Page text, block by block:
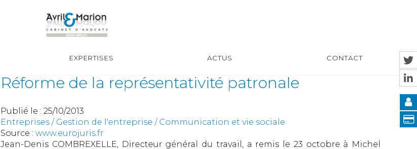
EXPERTISES ACTUS CONTACT
Réforme de la représentativité patronale
Publié le : 25/10/2013
Entreprises / Gestion de l'entreprise / Communication et vie sociale
Source : www.eurojuris.fr
Jean-Denis COMBREXELLE, Directeur général du travail, a remis le 23 octobre à Michel